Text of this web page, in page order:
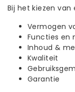
Bij het kiezen
Vermogen
Functies en
Inhoud &
Kwaliteit
Garantie